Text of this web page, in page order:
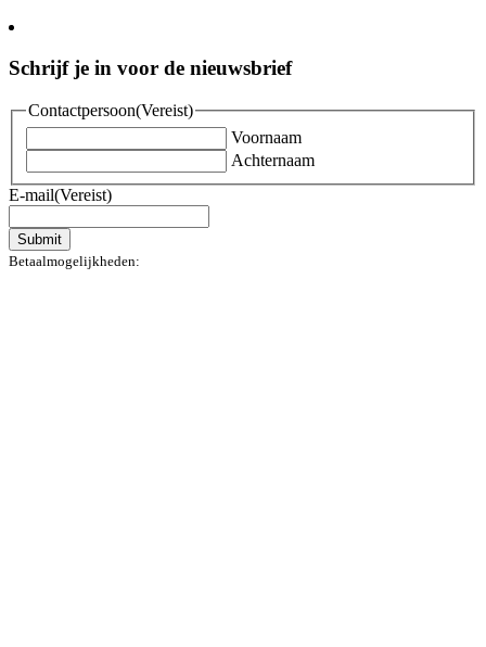
Schrijf je in voor de nieuwsbrief
Contactpersoon(Vereist)
Voornaam
Achternaam
E-mail(Vereist)
Submit
Betaalmogelijkheden: